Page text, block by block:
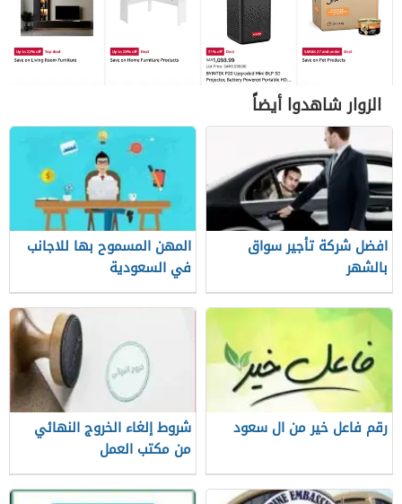
الزوار شاهدوا أيضاً
افضل شركة تأجير سواق
بالشهر
المهن المسموح بها للاجانب
في السعودية
رقم فاعل خير من ال سعود
شروط إلغاء الخروج النهائي
من مكتب العمل